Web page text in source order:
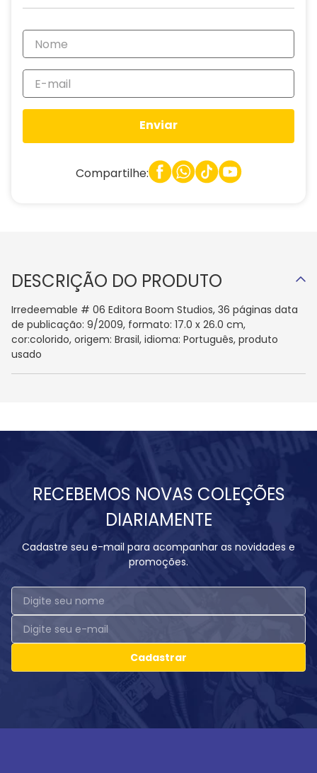
Enviar
Compartilhe:
DESCRIÇÃO DO PRODUTO
Irredeemable # 06 Editora Boom Studios, 36 páginas data
de publicação: 9/2009, formato: 17.0 x 26.0 cm,
cor:colorido, origem: Brasil, idioma: Português, produto
usado
RECEBEMOS NOVAS COLEÇÕES
DIARIAMENTE
Cadastre seu e-mail para acompanhar as novidades e
promoções.
Cadastrar